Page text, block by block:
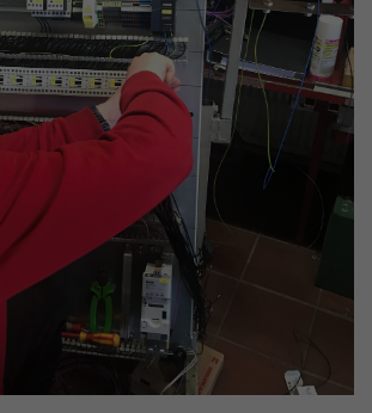
Besucher, die Quelle, aus der sie stammen,
und die Seiten in anonymisierter Form.
_ga
2 Jahre
Dieses Cookie wird von Google Analytics
installiert. Das Cookie wird verwendet, um
Besucher-, Sitzungs- und Kampagnendaten
zu berechnen und die Nutzung der Website
für den Analysebericht der Website zu